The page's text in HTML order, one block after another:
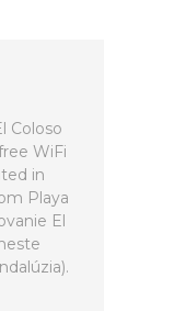
Coloso
WiFi
in
Playa
El